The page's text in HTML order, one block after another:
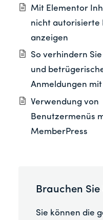
Mit Elementor
nicht autorisierte
anzeigen
So verhindern
und
Anmeldungen
Verwendung von
Benutzermenüs
MemberPress
Brauchen
Sie können die